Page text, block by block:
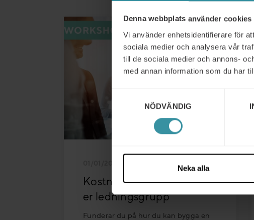
Denna webbplats använder cookies
Vi använder enhetsidentifierare för
sociala medier och analysera vår
till de sociala medier och annons-
med annan information som du har
NÖDVÄNDIG
Neka alla
Kostnadsfri workshop för
er ledningsgrupp
Funderar du på hur du kan bygga en